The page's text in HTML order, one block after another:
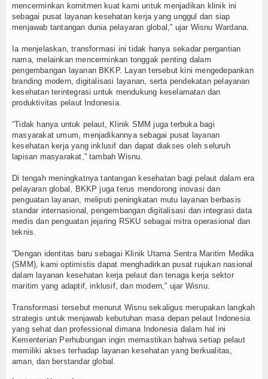
Wisata
Channel
mencerminkan komitmen kuat kami untuk menjadikan klinik ini
sebagai pusat layanan kesehatan kerja yang unggul dan siap
menjawab tantangan dunia pelayaran global,” ujar Wisnu Wardana.
Ia menjelaskan, transformasi ini tidak hanya sekadar pergantian
nama, melainkan mencerminkan tonggak penting dalam
pengembangan layanan BKKP. Layan tersebut kini mengedepankan
branding modern, digitalisasi layanan, serta pendekatan pelayanan
kesehatan terintegrasi untuk mendukung keselamatan dan
produktivitas pelaut Indonesia.
“Tidak hanya untuk pelaut, Klinik SMM juga terbuka bagi
masyarakat umum, menjadikannya sebagai pusat layanan
kesehatan kerja yang inklusif dan dapat diakses oleh seluruh
lapisan masyarakat,” tambah Wisnu.
Di tengah meningkatnya tantangan kesehatan bagi pelaut dalam era
pelayaran global, BKKP juga terus mendorong inovasi dan
penguatan layanan, meliputi peningkatan mutu layanan berbasis
standar internasional, pengembangan digitalisasi dan integrasi data
medis dan penguatan jejaring RSKU sebagai mitra operasional dan
teknis.
“Dengan identitas baru sebagai Klinik Utama Sentra Maritim Medika
(SMM), kami optimistis dapat menghadirkan pusat rujukan nasional
dalam layanan kesehatan kerja pelaut dan tenaga kerja sektor
maritim yang adaptif, inklusif, dan modern,” ujar Wisnu.
Transformasi tersebut menurut Wisnu sekaligus merupakan langkah
strategis untuk menjawab kebutuhan masa depan pelaut Indonesia
yang sehat dan professional dimana Indonesia dalam hal ini
Kementerian Perhubungan ingin memastikan bahwa setiap pelaut
memiliki akses terhadap layanan kesehatan yang berkualitas,
aman, dan berstandar global.